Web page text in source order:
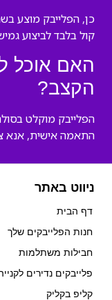
כן, הפלייבק מוצע
קול בלבד לביצוע
האם אוכל
הקצב?
הפלייבק מוקלט
התאמה אישית, אנא
ניווט באתר
דף הבית
חנות הפלייבקים שלך
חבילות משתלמות
פלייבקים נדירים
קליפ בקליק